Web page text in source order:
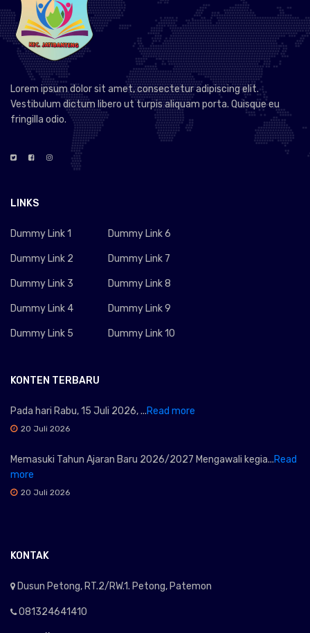
Lorem ipsum dolor sit amet, consectetur adipiscing elit.
Vestibulum dictum libero ut turpis aliquam porta. Quisque eu
fringilla odio.
LINKS
Dummy Link 1
Dummy Link 2
Dummy Link 3
Dummy Link 4
Dummy Link 5
Dummy Link 6
Dummy Link 7
Dummy Link 8
Dummy Link 9
Dummy Link 10
KONTEN TERBARU
Pada hari Rabu, 15 Juli 2026, ...Read more
20 Juli 2026
Memasuki Tahun Ajaran Baru 2026/2027 Mengawali kegia...Read
more
20 Juli 2026
KONTAK
Dusun Petong, RT.2/RW.1. Petong, Patemon
081324641410